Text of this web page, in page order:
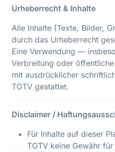
Urheberrecht & Inhalte
Alle Inhalte (Texte, Bilder,
durch das Urheberrecht
Eine Verwendung —
Verbreitung oder
mit ausdrücklicher
TGTV gestattet.
Disclaimer /
Für Inhalte auf dieser
TGTV keine Gewähr